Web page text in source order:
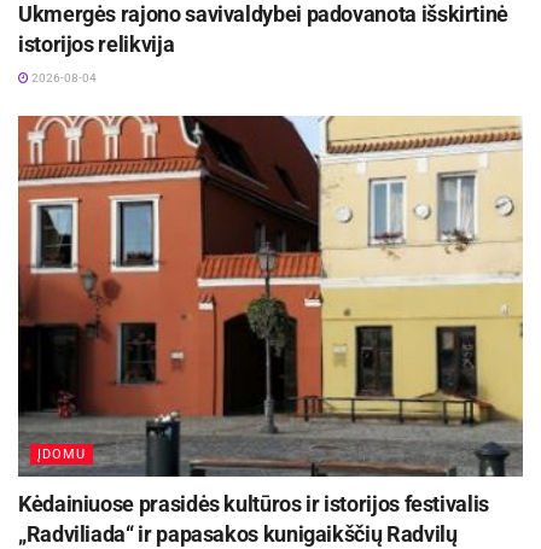
Ukmergės rajono savivaldybei padovanota išskirtinė
istorijos relikvija
2026-08-04
ĮDOMU
Kėdainiuose prasidės kultūros ir istorijos festivalis
„Radviliada“ ir papasakos kunigaikščių Radvilų